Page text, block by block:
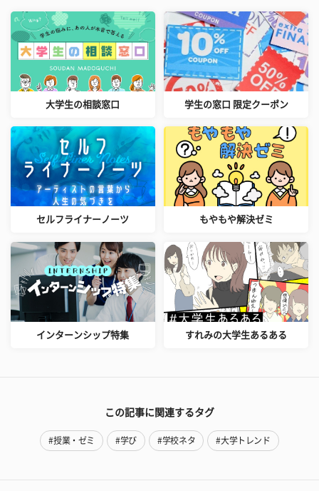
大学生の相談窓口 学生の窓口 限定クーポン
セルフライナーノーツ もやもや解決ゼミ
インターンシップ特集 すれみの大学生あるある
この記事に関連するタグ
#授業・ゼミ #学び #学校ネタ #大学トレンド